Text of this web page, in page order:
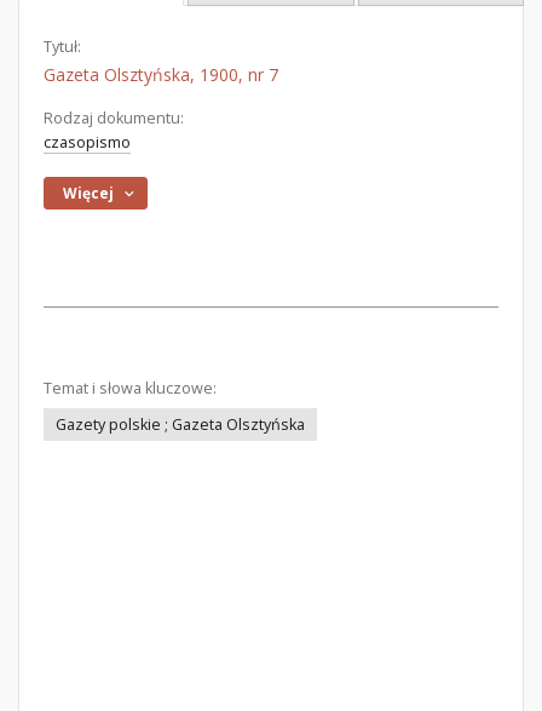
Tytuł:
Gazeta Olsztyńska, 1900, nr 7
Rodzaj dokumentu:
czasopismo
Więcej
Temat i słowa kluczowe:
Gazety polskie ; Gazeta Olsztyńska